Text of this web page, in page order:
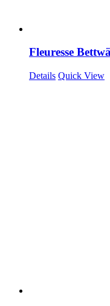
Fleuresse
Details Quick View